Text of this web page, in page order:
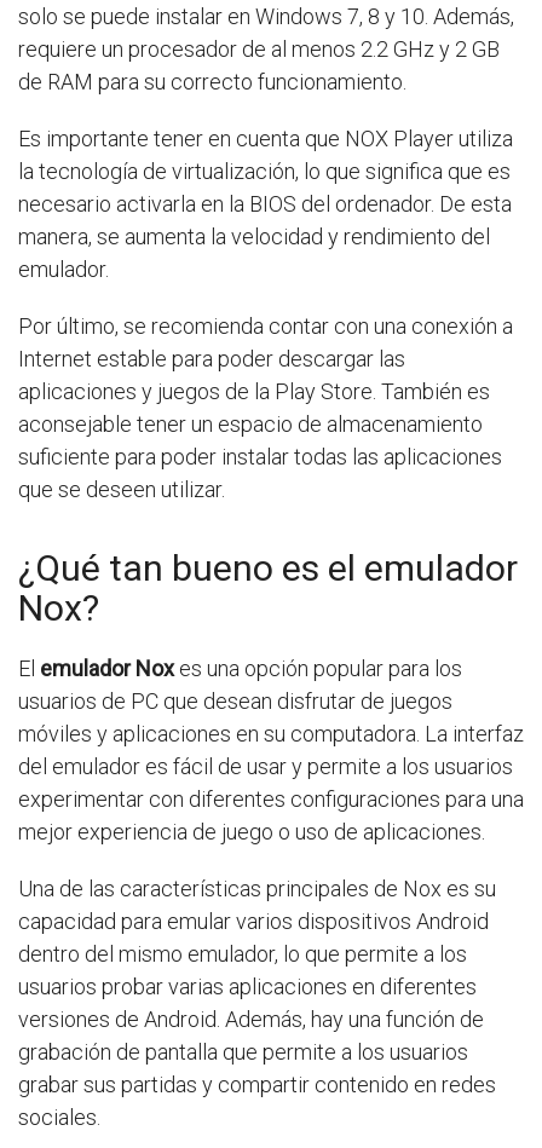
solo se puede instalar en Windows 7, 8 y 10. Además,
requiere un procesador de al menos 2.2 GHz y 2 GB
de RAM para su correcto funcionamiento.
Es importante tener en cuenta que NOX Player utiliza
la tecnología de virtualización, lo que significa que es
necesario activarla en la BIOS del ordenador. De esta
manera, se aumenta la velocidad y rendimiento del
emulador.
Por último, se recomienda contar con una conexión a
Internet estable para poder descargar las
aplicaciones y juegos de la Play Store. También es
aconsejable tener un espacio de almacenamiento
suficiente para poder instalar todas las aplicaciones
que se deseen utilizar.
¿Qué tan bueno es el emulador
Nox?
El emulador Noxes una opción popular para los
usuarios de PC que desean disfrutar de juegos
móviles y aplicaciones en su computadora. La interfaz
del emulador es fácil de usar y permite a los usuarios
experimentar con diferentes configuraciones para una
mejor experiencia de juego o uso de aplicaciones.
Una de las características principales de Nox es su
capacidad para emular varios dispositivos Android
dentro del mismo emulador, lo que permite a los
usuarios probar varias aplicaciones en diferentes
versiones de Android. Además, hay una función de
grabación de pantalla que permite a los usuarios
grabar sus partidas y compartir contenido en redes
sociales.